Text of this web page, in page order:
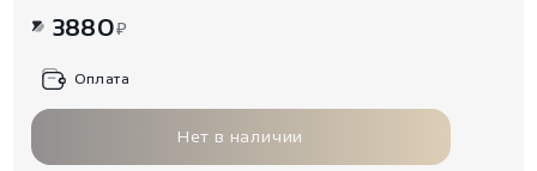
3880₽
Оплата
Нет в наличии